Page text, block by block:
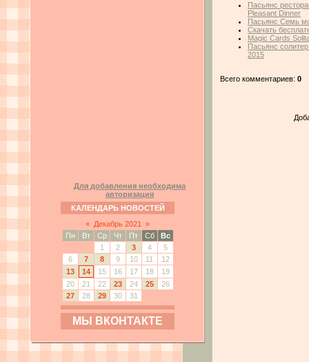
Для добавления необходима
авторизация
КАЛЕНДАРЬ НОВОСТЕЙ
« Декабрь 2021
»
Пн
Вт Ср Чт Пт Сб
Вс
1
2 3 4
5
6
7 8 9 10 11
12
13
14 15 16 17 18
19
20
21 22 23 24 25
26
27
28 29 30 31
МЫ ВКОНТАКТЕ
Пасьянс
Pleasant Dinner
Пасьянс Семь
Скачать
Magic Cards
Пасьянс
2015
Всего комментариев: 0